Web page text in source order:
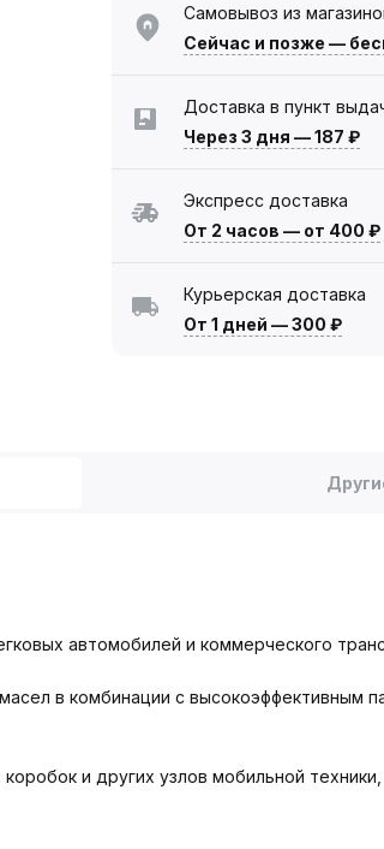
Самовывоз из
Сейчас и позже —
Доставка в пункт
Через 3 дня —187 ₽
Экспресс доставка
От 2 часов — от 400 ₽
Курьерская доставка
От 1 дней —300 ₽
автомобилей и коммерческого
в комбинации с высокоэффективным
и других узлов мобильной